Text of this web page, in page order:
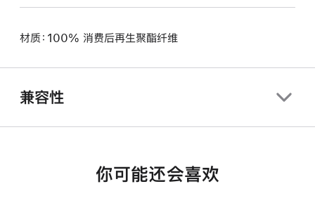
材质：100% 消费后再生聚酯纤维
兼容性
你可能还会喜欢